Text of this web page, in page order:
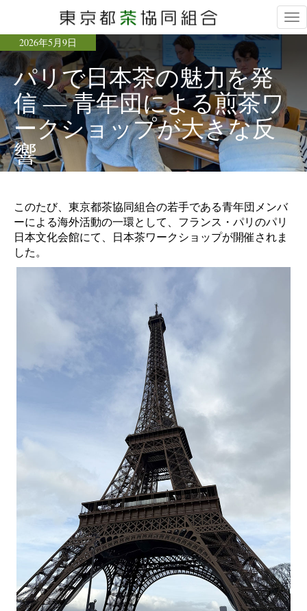
2026年5月9日
パリで日本茶の魅力を発
信 ― 青年団による煎茶ワ
ークショップが大きな反
響
このたび、東京都茶協同組合の若手である青年団メンバ
ーによる海外活動の一環として、フランス・パリのパリ
日本文化会館にて、日本茶ワークショップが開催されま
した。